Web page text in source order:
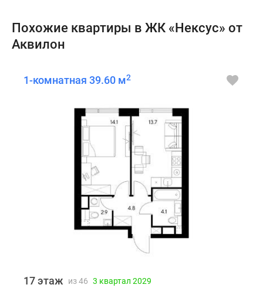
Похожие квартиры в ЖК «Нексус» от
Аквилон
1-комнатная 39.60 м2
17 этаж из 46 3 квартал 2029